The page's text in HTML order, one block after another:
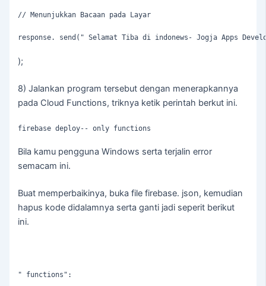
// Menunjukkan Bacaan pada Layar
response. send(" Selamat Tiba di indonews- Jogja Apps
);
8) Jalankan program tersebut dengan menerapkannya
pada Cloud Functions, triknya ketik perintah berkut ini.
firebase deploy-- only functions
Bila kamu pengguna Windows serta terjalin error
semacam ini.
Buat memperbaikinya, buka file firebase. json, kemudian
hapus kode didalamnya serta ganti jadi seperit berikut
ini.
" functions":